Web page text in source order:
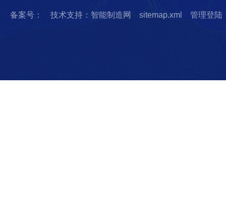
备案号： 技术支持：智能制造网 sitemap.xml 管理登陆